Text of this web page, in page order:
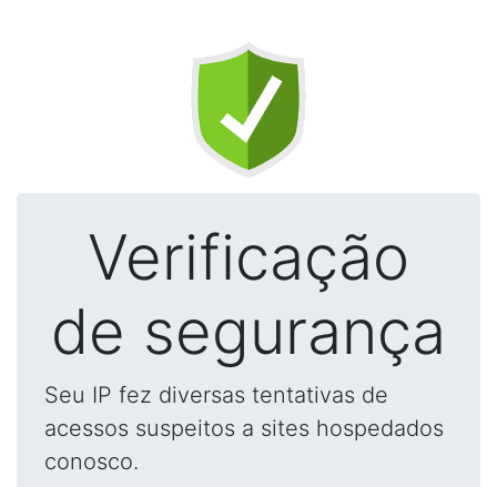
Verificação
de segurança
Seu IP fez diversas tentativas de
acessos suspeitos a sites hospedados
conosco.